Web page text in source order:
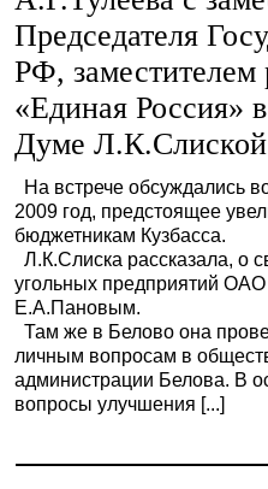
Председателя
РФ, заместителем
«Единая Россия»
Думе
На встрече обсуждались
2009 год, предстоящее
бюджетникам Кузбасса.
Л.К.Слиска рассказала, о
угольных предприятий
Е.А.Пановым.
Там же в Белово она
личным вопросам в
администрации Белова. В
вопросы улучшения [...]